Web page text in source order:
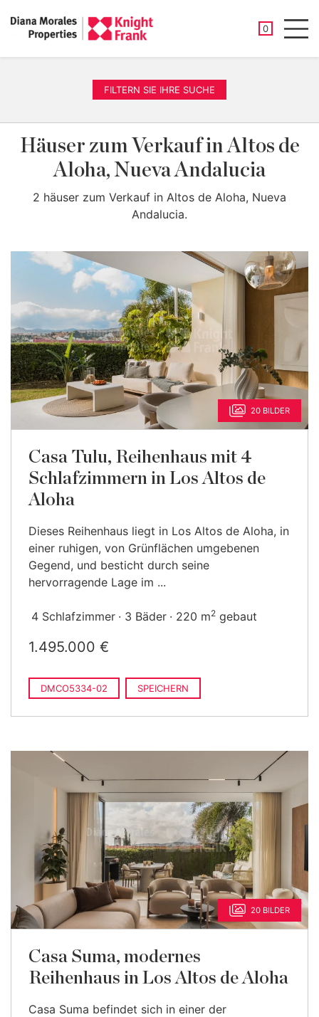
0
FILTERN SIE IHRE SUCHE
Häuser zum Verkauf in Altos de
Aloha, Nueva Andalucia
2 häuser zum Verkauf in Altos de Aloha, Nueva
Andalucia.
20 BILDER
Casa Tulu, Reihenhaus mit 4
Schlafzimmern in Los Altos de
Aloha
Dieses Reihenhaus liegt in Los Altos de Aloha, in
einer ruhigen, von Grünflächen umgebenen
Gegend, und besticht durch seine
hervorragende Lage im ...
4 Schlafzimmer 3 Bäder 220 m2 gebaut
1.495.000 €
DMCO5334-02 SPEICHERN
20 BILDER
Casa Suma, modernes
Reihenhaus in Los Altos de Aloha
Casa Suma befindet sich in einer der